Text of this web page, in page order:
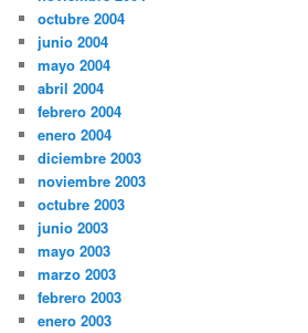
octubre 2004
junio 2004
mayo 2004
abril 2004
febrero 2004
enero 2004
diciembre 2003
noviembre 2003
octubre 2003
junio 2003
mayo 2003
marzo 2003
febrero 2003
enero 2003